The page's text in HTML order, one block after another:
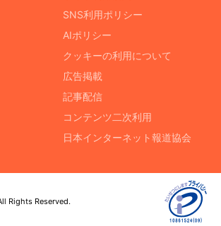
SNS利用ポリシー
AIポリシー
クッキーの利用について
広告掲載
記事配信
コンテンツ二次利用
日本インターネット報道協会
Rights Reserved.